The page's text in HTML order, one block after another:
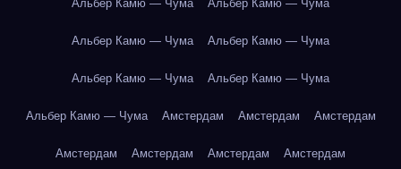
Альбер Камю — Чума Альбер Камю — Чума
Альбер Камю — Чума Альбер Камю — Чума
Альбер Камю — Чума Альбер Камю — Чума
Альбер Камю — Чума Амстердам Амстердам Амстердам
Амстердам Амстердам Амстердам Амстердам